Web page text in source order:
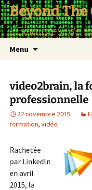
Aller
au
contenu
Beyond The
L'Exhausteur de
Menu
video2brain, la
professionnelle
22 novembre 2015
formation, vidéo
Rachetée
par LinkedIn
en avril
2015, la